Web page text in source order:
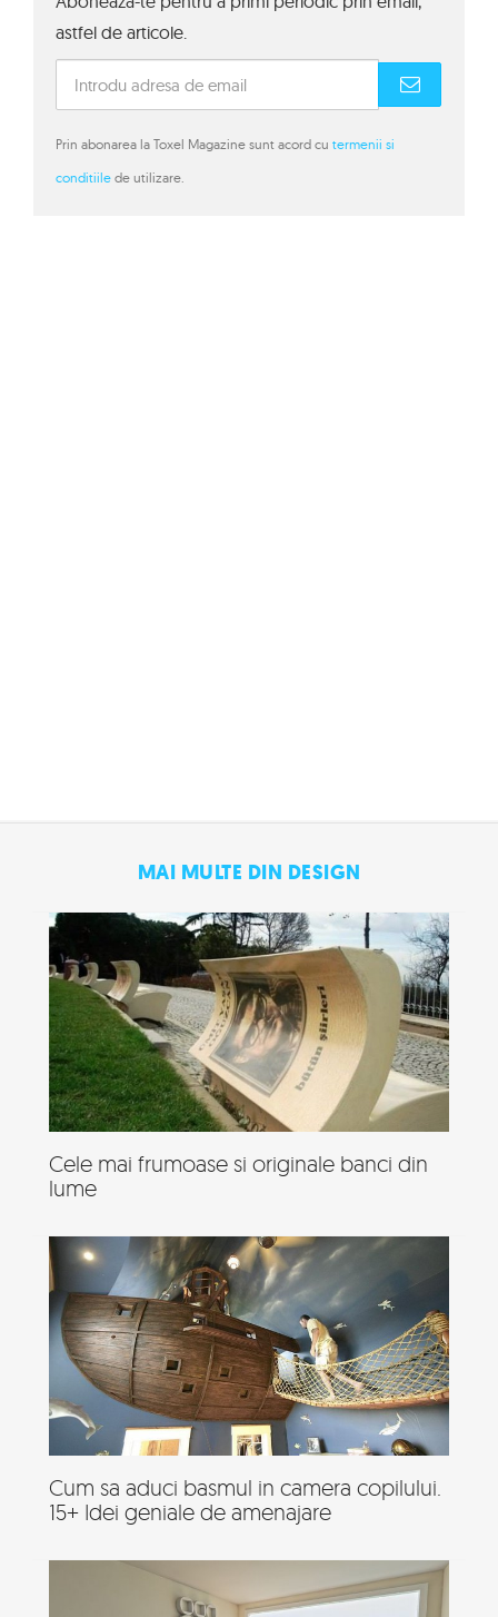
astfel de articole.
Prin abonarea la Toxel Magazine sunt acord cu termenii si
conditiile de utilizare.
MAI MULTE DIN DESIGN
Cele mai frumoase si originale banci din
lume
Cum sa aduci basmul in camera copilului.
15+ Idei geniale de amenajare